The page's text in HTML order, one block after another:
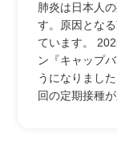
肺炎は日本人
す。原因とな
ています。
ン『キャップ
うになりまし
回の定期接種